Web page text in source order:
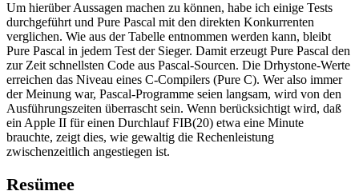
Um hierüber Aussagen machen zu können, habe ich einige Tests
durchgeführt und Pure Pascal mit den direkten Konkurrenten
verglichen. Wie aus der Tabelle entnommen werden kann, bleibt
Pure Pascal in jedem Test der Sieger. Damit erzeugt Pure Pascal den
zur Zeit schnellsten Code aus Pascal-Sourcen. Die Drhystone-Werte
erreichen das Niveau eines C-Compilers (Pure C). Wer also immer
der Meinung war, Pascal-Programme seien langsam, wird von den
Ausführungszeiten überrascht sein. Wenn berücksichtigt wird, daß
ein Apple II für einen Durchlauf FIB(20) etwa eine Minute
brauchte, zeigt dies, wie gewaltig die Rechenleistung
zwischenzeitlich angestiegen ist.
Resümee